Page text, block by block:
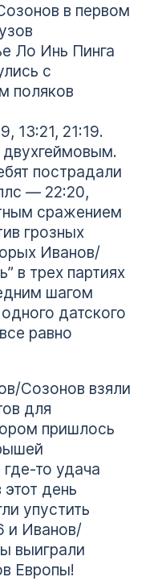
в первом
Ло Инь Пинга
с
поляков
13:21, 21:19.
двухгеймовым.
пострадали
— 22:20,
сражением
грозных
Иванов/
в трех партиях
шагом
датского
равно
Созонов взяли
для
пришлось
то удача
день
упустить
и Иванов/
выиграли
Европы!